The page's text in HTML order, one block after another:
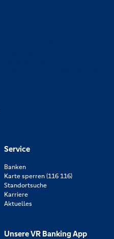
Service
Banken
Karte sperren (116 116)
Standortsuche
Karriere
Aktuelles
Unsere VR Banking App